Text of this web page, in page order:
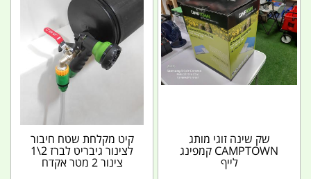
שק שינה זוגי מותג
CAMPTOWN קמפינג
לייף
קיט מקלחת שטח חיבור
לצינור גיבריט לברז 2\1
צינור 2 מטר אקדח
ומחברים מגיע בתיק יד...